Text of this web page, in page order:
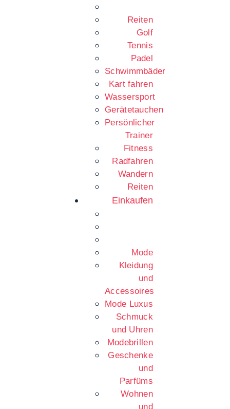
Reiten
Golf
Tennis
Padel
Schwimmbäder
Kart fahren
Wassersport
Gerätetauchen
Persönlicher
Trainer
Fitness
Radfahren
Wandern
Reiten
Einkaufen
Mode
Kleidung
und
Accessoires
Mode Luxus
Schmuck
und Uhren
Modebrillen
Geschenke
und
Parfüms
Wohnen
und